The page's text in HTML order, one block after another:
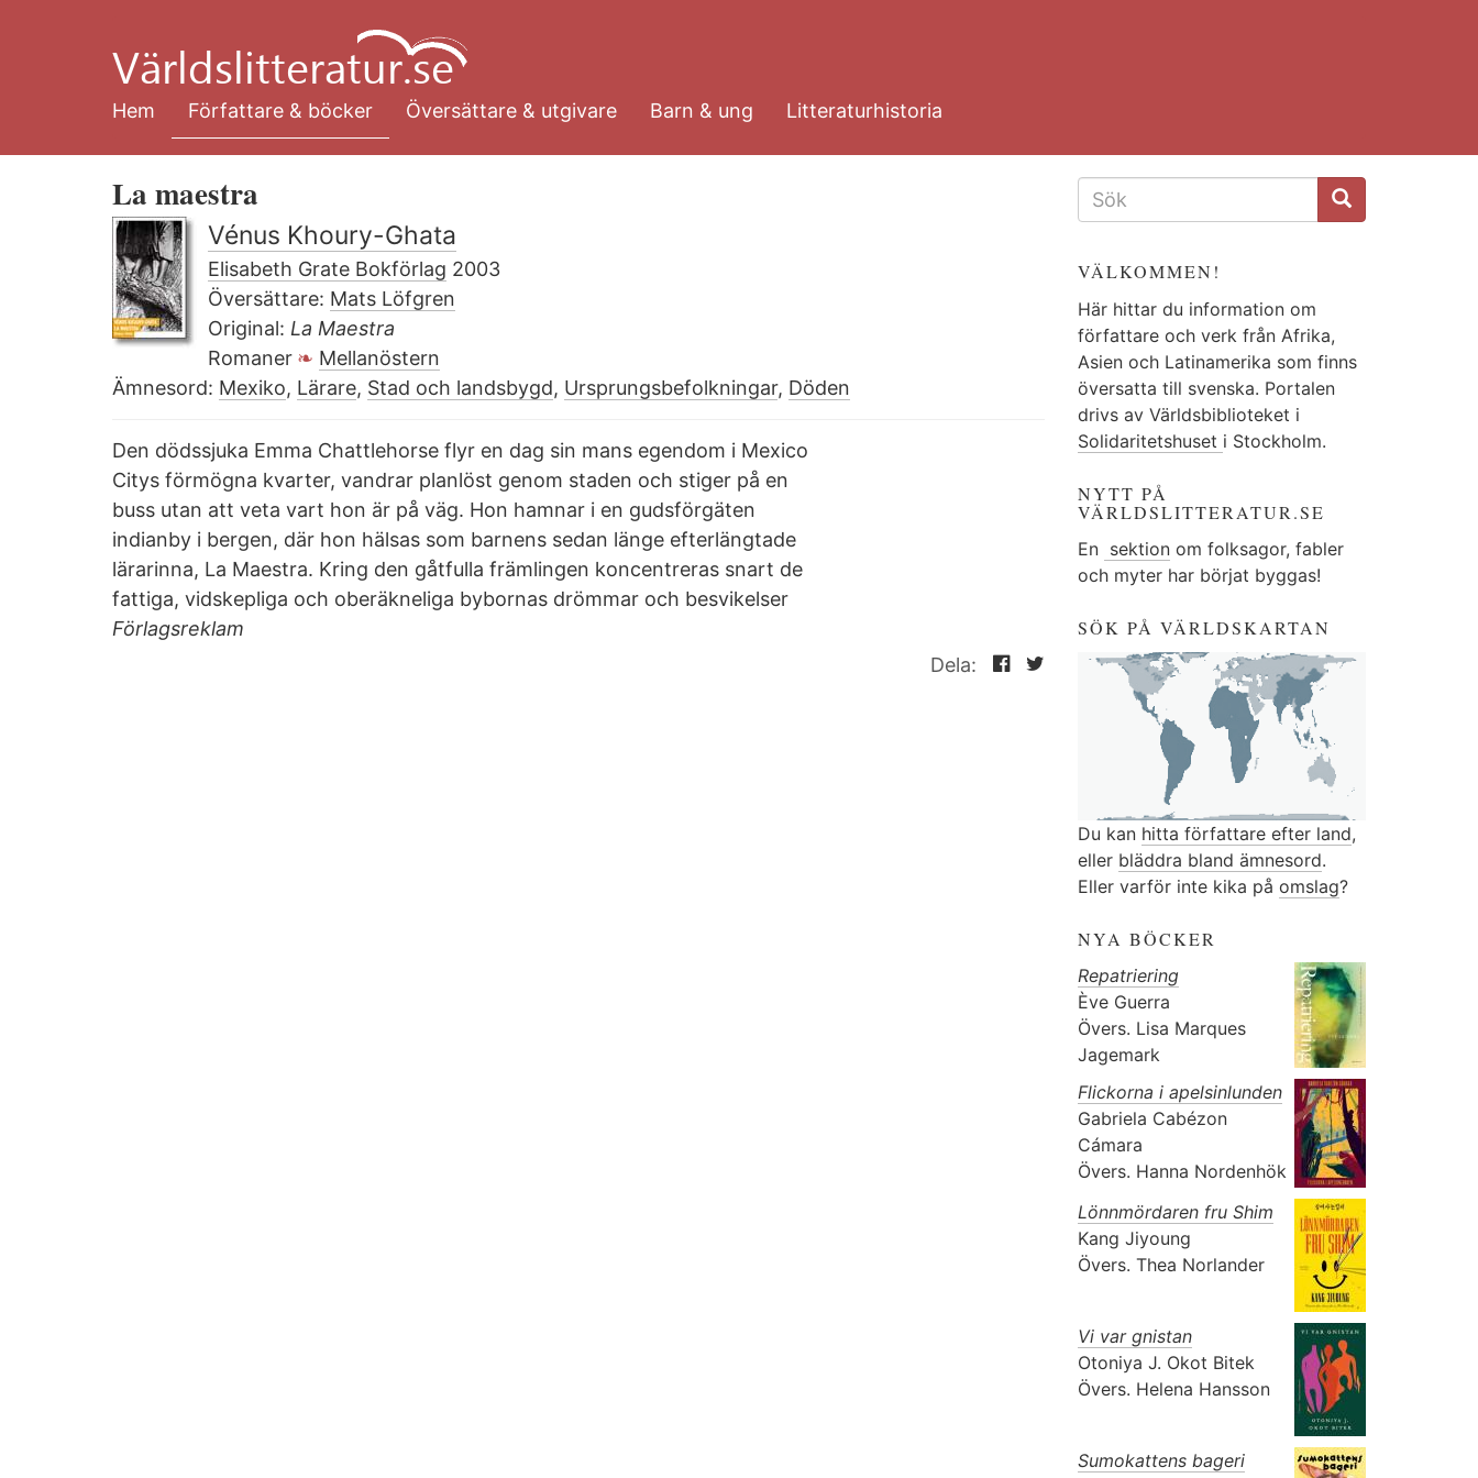
huvudinnehåll
Hem
Författare & böcker Översättare & utgivare Barn & ung Litteraturhistoria
La maestra
Vénus Khoury-Ghata
Elisabeth Grate Bokförlag 2003
Översättare: Mats Löfgren
Original: La Maestra
Romaner
Mellanöstern
Ämnesord: Mexiko, Lärare, Stad och landsbygd, Ursprungsbefolkningar, Döden
Den dödssjuka Emma Chattlehorse flyr en dag sin mans egendom i Mexico
Citys förmögna kvarter, vandrar planlöst genom staden och stiger på en
buss utan att veta vart hon är på väg. Hon hamnar i en gudsförgäten
indianby i bergen, där hon hälsas som barnens sedan länge efterlängtade
lärarinna, La Maestra. Kring den gåtfulla främlingen koncentreras snart de
fattiga, vidskepliga och oberäkneliga bybornas drömmar och besvikelser
Förlagsreklam
Dela:
SÖKFORMULÄR
VÄLKOMMEN!
Här hittar du information om
författare och verk från Afrika,
Asien och Latinamerika som finns
översatta till svenska. Portalen
drivs av Världsbiblioteket i
Solidaritetshuset i Stockholm.
NYTT PÅ
VÄRLDSLITTERATUR.SE
En sektionom folksagor, fabler
och myter har börjat byggas!
SÖK PÅ VÄRLDSKARTAN
Du kan hitta författare efter land,
eller bläddra bland ämnesord.
Eller varför inte kika på omslag?
NYA BÖCKER
Repatriering
Ève Guerra
Övers. Lisa Marques
Jagemark
Flickorna i apelsinlunden
Gabriela Cabézon
Cámara
Övers. Hanna Nordenhök
Lönnmördaren fru Shim
Kang Jiyoung
Övers. Thea Norlander
Vi var gnistan
Otoniya J. Okot Bitek
Övers. Helena Hansson
Sumokattens bageri